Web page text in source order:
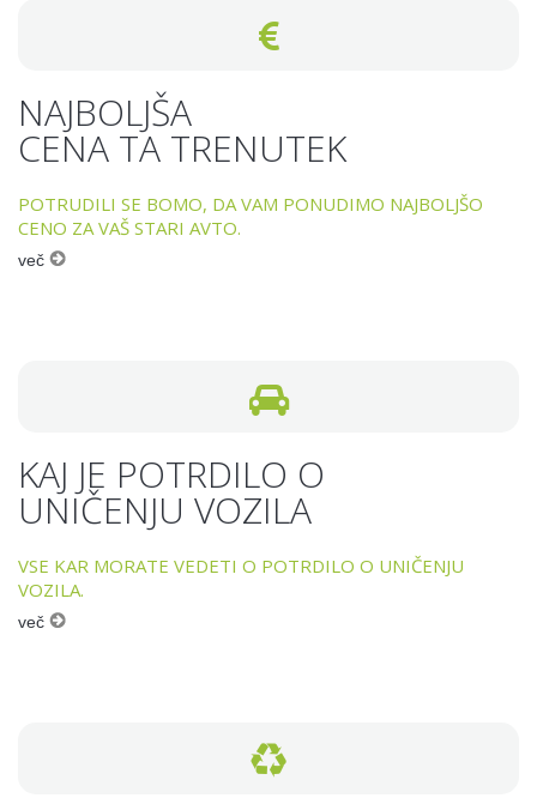
NAJBOLJŠA
CENA TA TRENUTEK
POTRUDILI SE BOMO, DA VAM PONUDIMO NAJBOLJŠO
CENO ZA VAŠ STARI AVTO.
več
KAJ JE POTRDILO O
UNIČENJU VOZILA
VSE KAR MORATE VEDETI O POTRDILO O UNIČENJU
VOZILA.
več